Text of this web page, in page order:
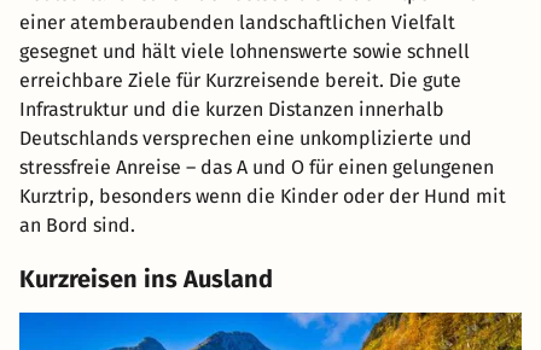
einer atemberaubenden landschaftlichen Vielfalt
gesegnet und hält viele lohnenswerte sowie schnell
erreichbare Ziele für Kurzreisende bereit. Die gute
Infrastruktur und die kurzen Distanzen innerhalb
Deutschlands versprechen eine unkomplizierte und
stressfreie Anreise – das A und O für einen gelungenen
Kurztrip, besonders wenn die Kinder oder der Hund mit
an Bord sind.
Kurzreisen ins Ausland